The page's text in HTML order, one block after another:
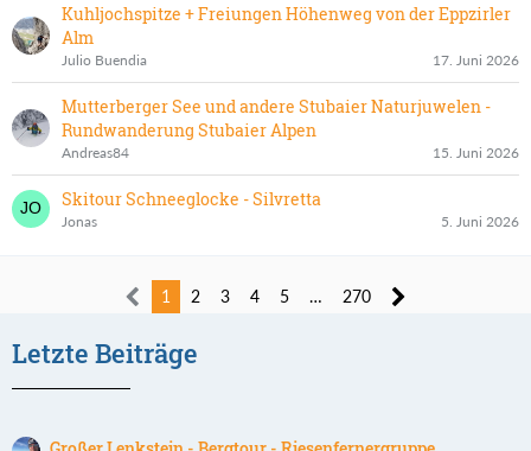
Kuhljochspitze + Freiungen Höhenweg von der Eppzirler
Alm
Julio Buendia 17. Juni 2026
Mutterberger See und andere Stubaier Naturjuwelen -
Rundwanderung Stubaier Alpen
Andreas84 15. Juni 2026
Skitour Schneeglocke - Silvretta
Jonas 5. Juni 2026
1 2 3 4 5 … 270
Letzte Beiträge